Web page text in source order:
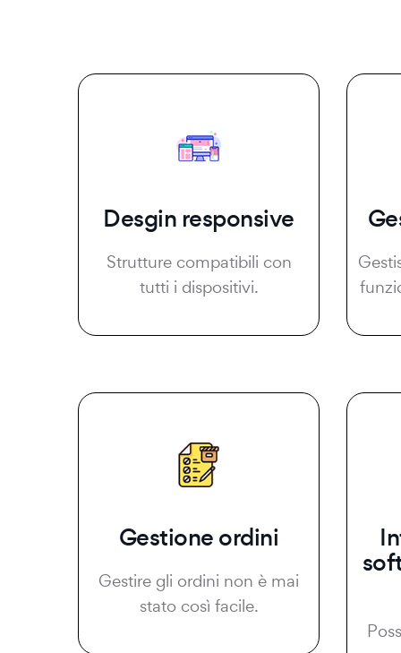
Desgin responsive
Strutture compatibili con
tutti i dispositivi.
Gestione ordini
Gestire gli ordini non è mai
stato così facile.